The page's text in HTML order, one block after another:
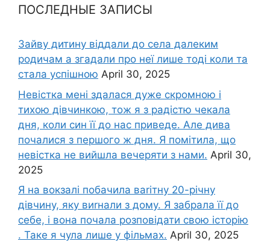
ПОСЛЕДНЫЕ ЗАПИСЫ
Зайву дитину віддали до села далеким
родичам а згадали про неї лише тоді коли та
стала успішною April 30, 2025
Невістка мені здалася дуже скромною і
тихою дівчинкою, тож я з радістю чекала
дня, коли син її до нас приведе. Але дива
почалися з першого ж дня. Я помітила, що
невістка не вийшла вечеряти з нами. April 30,
2025
Я на вокзалі побачила ваrітну 20-річну
дівчину, яку виrнали з дому. Я забрала її до
себе, і вона почала розповідати свою історію
. Таке я чула лише у фільмах. April 30, 2025